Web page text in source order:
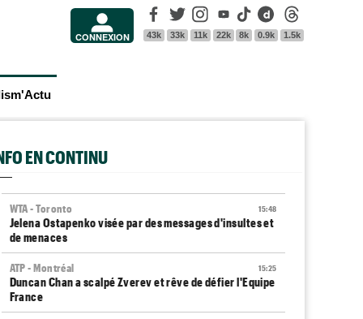
CONNEXION
Facebook
43k
Twitter
33k
Instagram
11k
Youtube
22k
Tik Tok
8k
Dailymotion
0.9k 1.5k
EN CONTINU
15:48
WTA - Toronto
Jelena Ostapenko visée par des messages d'insultes et
de menaces
15:25
ATP - Montréal
Duncan Chan a scalpé Zverev et rêve de défier l'Equipe
France